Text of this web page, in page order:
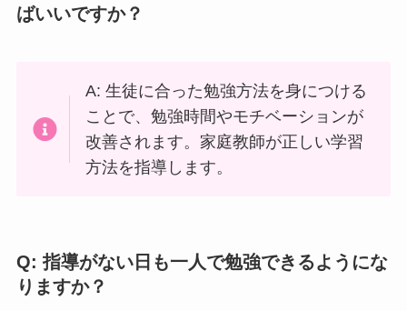
ばいいですか？
A: 生徒に合った勉強方法を身につける
ことで、勉強時間やモチベーションが
改善されます。家庭教師が正しい学習
方法を指導します。
Q: 指導がない日も一人で勉強できるようにな
りますか？